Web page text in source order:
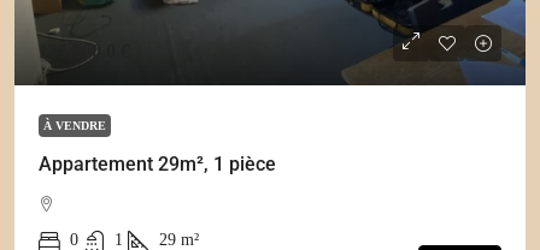
135,000.0 €
À VENDRE
Appartement 29m², 1 pièce
0 1 29 m²